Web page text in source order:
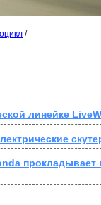
/
линейке
прокладывает